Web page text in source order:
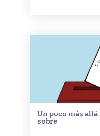
Un poco más
sobre